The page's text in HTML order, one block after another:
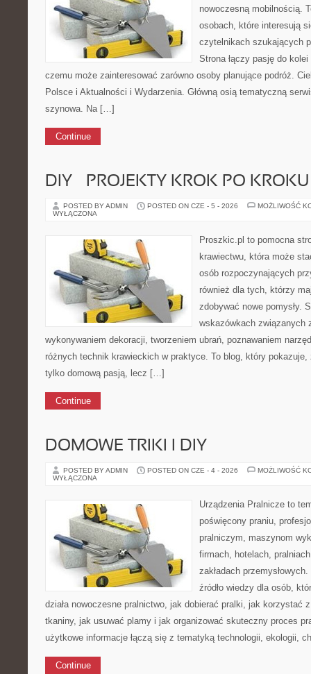
nowoczesną mobilnością.
osobach, które interesują
czytelnikach szukających
Strona łączy pasję do
czemu może zainteresować zarówno osoby planujące podróż.
Polsce i Aktualności i Wydarzenia. Główną osią tematyczną
szynowa. Na […]
Continue
DIY – PROJEKTY KROK PO KROKU
POSTED BY ADMIN POSTED ON CZE - 5 - 2026
MOŻLIWOŚĆ
WYŁĄCZONA
Proszkic.pl to pomocna
krawiectwu, która może
osób rozpoczynających
również dla tych, którzy
zdobywać nowe pomysły.
wskazówkach związanych
wykonywaniem dekoracji, tworzeniem ubrań, poznawaniem
różnych technik krawieckich w praktyce. To blog, który
tylko domową pasją, lecz […]
Continue
DOMOWE TRIKI I DIY
POSTED BY ADMIN POSTED ON CZE - 4 - 2026
MOŻLIWOŚĆ
WYŁĄCZONA
Urządzenia Pralnicze to
poświęcony praniu,
pralniczym, maszynom
firmach, hotelach,
zakładach
źródło wiedzy dla osób,
działa nowoczesne pralnictwo, jak dobierać pralki, jak korzystać
tkaniny, jak usuwać plamy i jak organizować skuteczny proces
użytkowe informacje łączą się z tematyką technologii, ekologii,
Continue